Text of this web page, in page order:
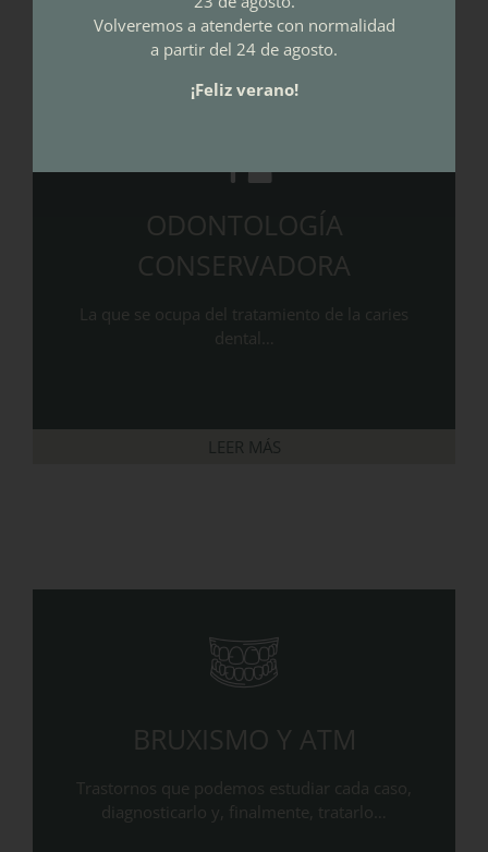
ODONTOLOGÍA
CONSERVADORA
La que se ocupa del tratamiento de la caries
dental…
LEER MÁS
BRUXISMO Y ATM
Trastornos que podemos estudiar cada caso,
diagnosticarlo y, finalmente, tratarlo…
Volveremos a atenderte con normalidad
a partir del 24 de agosto.
¡Feliz verano!